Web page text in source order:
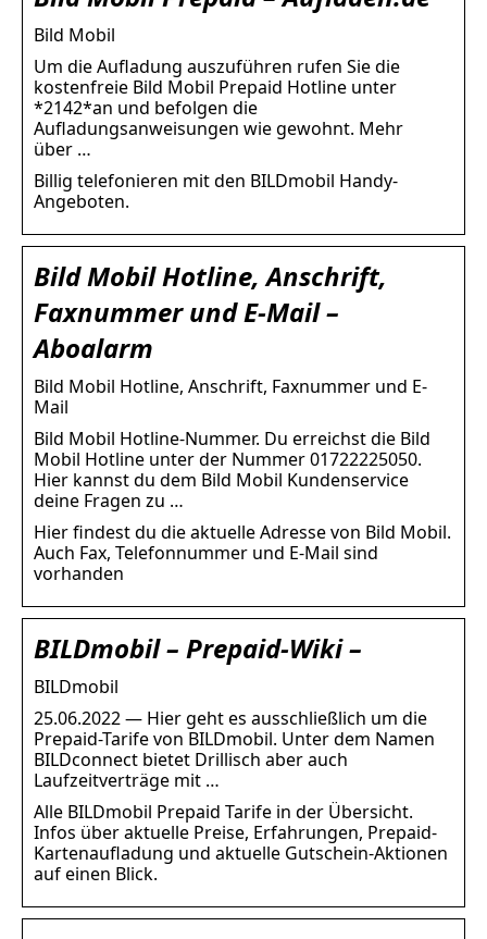
Bild Mobil
Um die Aufladung auszuführen rufen Sie die
kostenfreie Bild Mobil Prepaid Hotline unter
*2142*an und befolgen die
Aufladungsanweisungen wie gewohnt. Mehr
über …
Billig telefonieren mit den BILDmobil Handy-
Angeboten.
Bild Mobil Hotline, Anschrift,
Faxnummer und E-Mail –
Aboalarm
Bild Mobil Hotline, Anschrift, Faxnummer und E-
Mail
Bild Mobil Hotline-Nummer. Du erreichst die Bild
Mobil Hotline unter der Nummer 01722225050.
Hier kannst du dem Bild Mobil Kundenservice
deine Fragen zu …
Hier findest du die aktuelle Adresse von Bild Mobil.
Auch Fax, Telefonnummer und E-Mail sind
vorhanden
BILDmobil – Prepaid-Wiki –
BILDmobil
25.06.2022 — Hier geht es ausschließlich um die
Prepaid-Tarife von BILDmobil. Unter dem Namen
BILDconnect bietet Drillisch aber auch
Laufzeitverträge mit …
Alle BILDmobil Prepaid Tarife in der Übersicht.
Infos über aktuelle Preise, Erfahrungen, Prepaid-
Kartenaufladung und aktuelle Gutschein-Aktionen
auf einen Blick.